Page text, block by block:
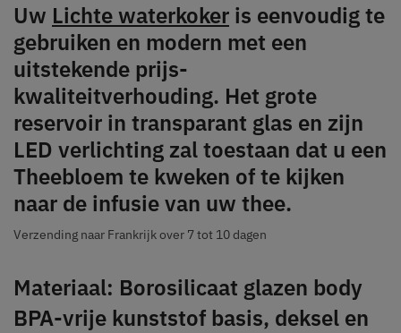
Uw Lichte waterkoker is eenvoudig te
gebruiken en modern met een
uitstekende prijs-
kwaliteitverhouding. Het grote
reservoir in transparant glas en zijn
LED verlichting zal toestaan dat u een
Theebloem te kweken of te kijken
naar de infusie van uw thee.
Verzending naar Frankrijk over 7 tot 10 dagen
Materiaal: Borosilicaat glazen body
BPA-vrije kunststof basis, deksel en